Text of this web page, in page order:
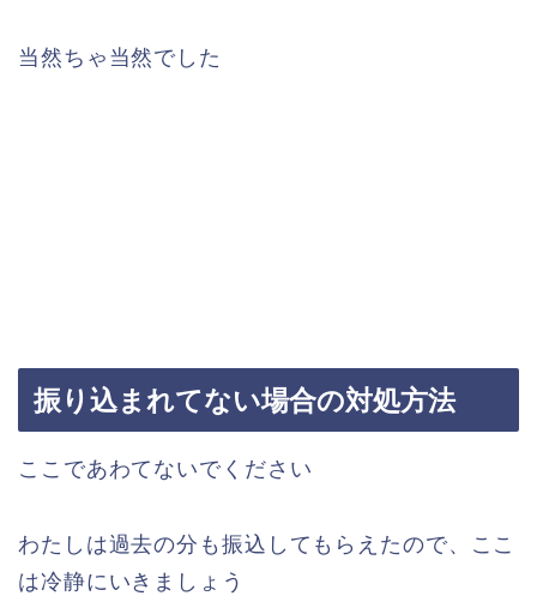
当然ちゃ当然でした
振り込まれてない場合の対処方法
ここであわてないでください
わたしは過去の分も振込してもらえたので、ここ
は冷静にいきましょう